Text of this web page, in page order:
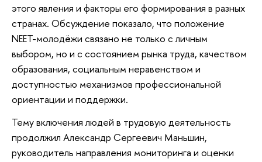
этого явления и факторы его формирования в разных
странах. Обсуждение показало, что положение
NEET-молодёжи связано не только с личным
выбором, но и с состоянием рынка труда, качеством
образования, социальным неравенством и
доступностью механизмов профессиональной
ориентации и поддержки.
Тему включения людей в трудовую деятельность
продолжил Александр Сергеевич Маньшин,
руководитель направления мониторинга и оценки